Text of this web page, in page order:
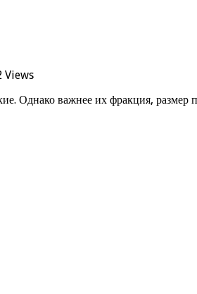
Views
Однако важнее их фракция, размер